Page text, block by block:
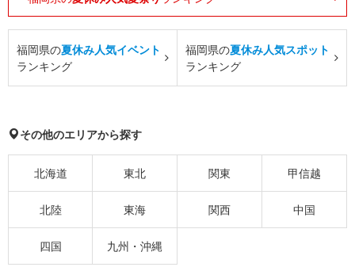
福岡県の夏休み人気イベント
ランキング
福岡県の夏休み人気スポット
ランキング
その他のエリアから探す
北海道 東北 関東 甲信越
北陸 東海 関西 中国
四国 九州・沖縄